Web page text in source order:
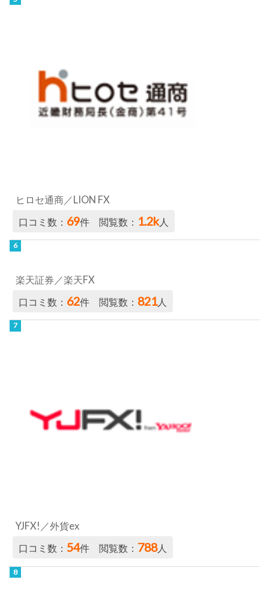
ヒロセ通商／LION FX
口コミ数： 69件 閲覧数： 1.2k人
楽天証券／楽天FX
口コミ数： 62件 閲覧数： 821人
YJFX!／外貨ex
口コミ数：54件 閲覧数： 788人